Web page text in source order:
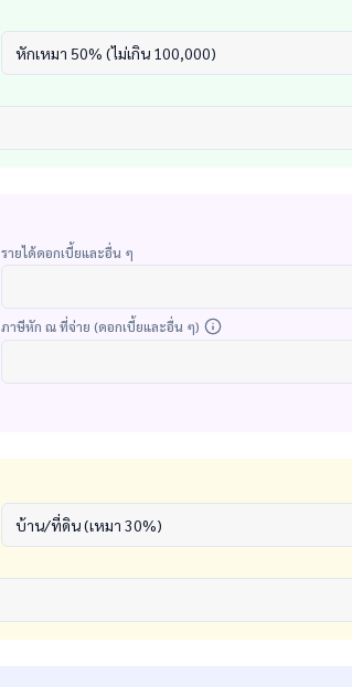
หักเหมา 50% (ไม่เกิน 100,000)
รายได้ดอกเบี้ยและอื่น ๆ
ภาษีหัก ณ ที่จ่าย (ดอกเบี้ยและอื่น ๆ)
บ้าน/ที่ดิน (เหมา 30%)